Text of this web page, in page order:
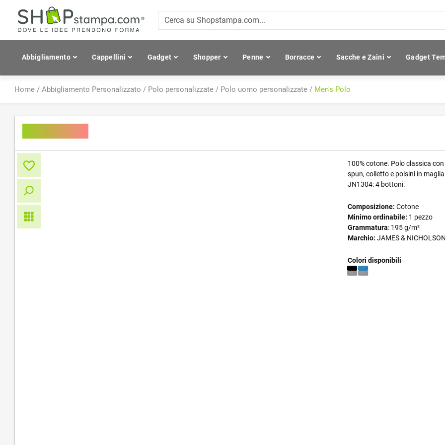
Abbigliamento Cappellini Gadget Shopper Penne Borracce Sacche e Zaini Gadget
Home / Abbigliamento Personalizzato / Polo personalizzate / Polo uomo personalizzate / Men's Polo
100% cotone. Polo classica
spun, colletto e polsini in
JN1304: 4 bottoni.
Composizione: Cotone
Minimo ordinabile: 1 pezzo
Grammatura: 195 g/m²
Marchio: JAMES &
Colori disponibili